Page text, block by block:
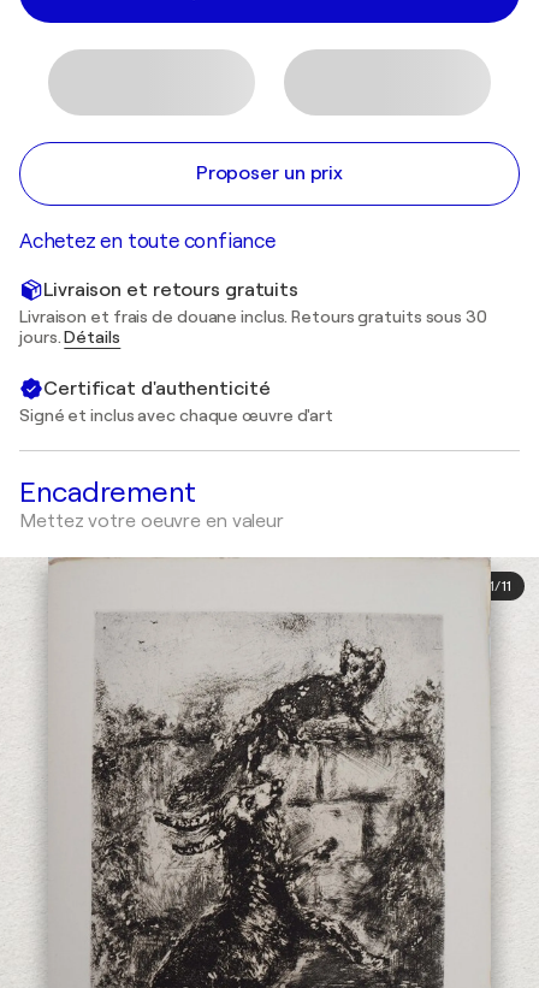
Proposer un prix
Achetez en toute confiance
Livraison et retours gratuits
Livraison et frais de douane inclus. Retours gratuits sous 30
jours.Détails
Certificat d'authenticité
Signé et inclus avec chaque œuvre d'art
Encadrement
Mettez votre oeuvre en valeur
1/11